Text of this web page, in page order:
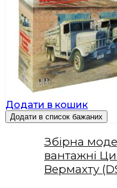
Додати в кошик
Додати в список бажаних
Збірна
вантажні
Вермахту